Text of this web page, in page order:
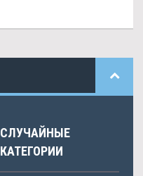
СЛУЧАЙНЫЕ
КАТЕГОРИИ